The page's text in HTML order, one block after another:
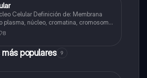
de: Membrana
plasma, núcleo, cromatina, cromosoma
de la interfase
8
populares 9